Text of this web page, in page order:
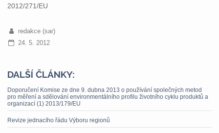
2012/271/EU
redakce (sar)
24. 5. 2012
DALŠÍ ČLÁNKY:
Doporučení Komise ze dne 9. dubna 2013 o používání společných metod
pro měření a sdělování environmentálního profilu životního cyklu produktů a
organizací (1) 2013/179/EU
Revize jednacího řádu Výboru regionů